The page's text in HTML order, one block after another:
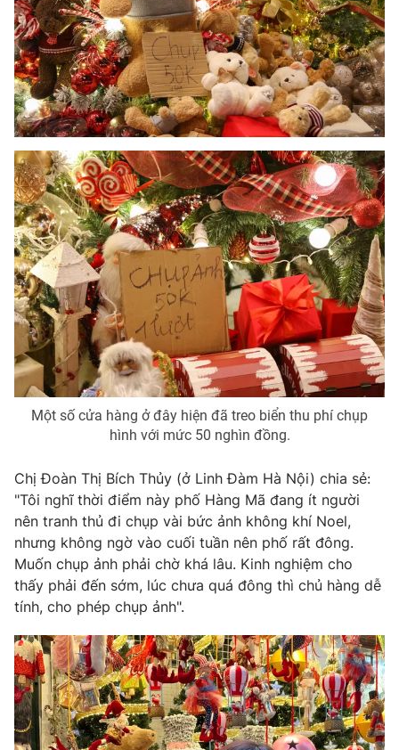
VTV9 VTV8
Liên hệ tòa soạn English
THỜI BÁO VTV
Theo dõi báo trên
Cơ quan chủ quản:
Đài Truyền hình Việt Nam
Cơ quan báo chí:Thời báo VTV
Giấy phép hoạt động báo in và báo điện tử số 483/GP-BTTTT
cấp ngày 29/12/2023
Tổng Biên tập:Vũ Thanh Thủy
Phó Tổng Biên tập:
Nguyễn Thị Mỹ Hạnh, Phạm Quốc Thắng,
Tổng đài VTV: 024.38 355 931 - 024.38 355 932
Ðiện thoại Thời báo VTV:024.66 897 897
Email:toasoan@vtv.vn
Liên hệ quảng cáo:024-7300.7108
Một số cửa hàng ở đây hiện đã treo biển thu phí chụp
hình với mức 50 nghìn đồng.
Chị Đoàn Thị Bích Thủy (ở Linh Đàm Hà Nội) chia sẻ:
"Tôi nghĩ thời điểm này phố Hàng Mã đang ít người
nên tranh thủ đi chụp vài bức ảnh không khí Noel,
nhưng không ngờ vào cuối tuần nên phố rất đông.
Muốn chụp ảnh phải chờ khá lâu. Kinh nghiệm cho
thấy phải đến sớm, lúc chưa quá đông thì chủ hàng dễ
tính, cho phép chụp ảnh".